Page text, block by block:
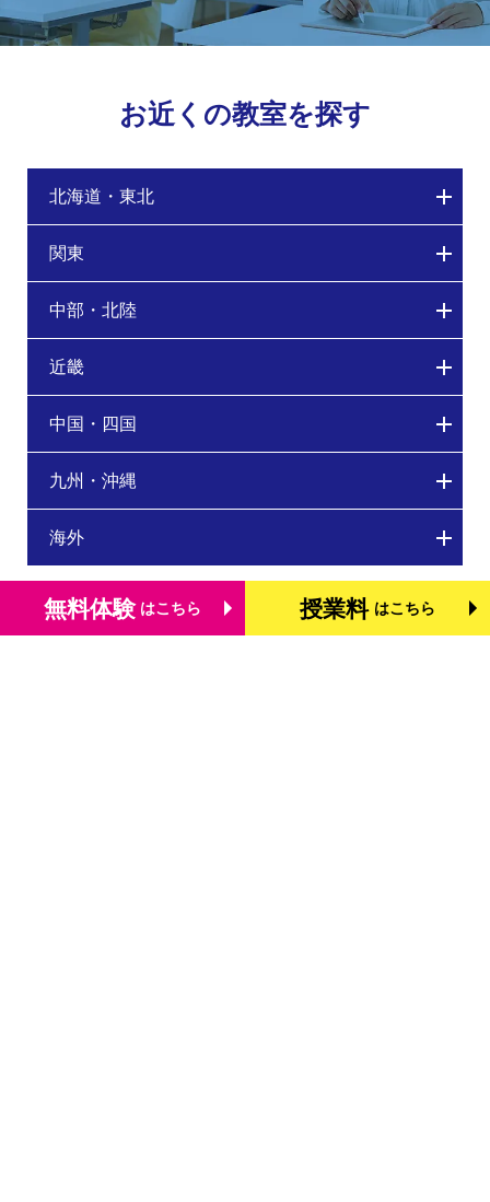
お近くの教室を探す
北海道・東北
関東
中部・北陸
近畿
中国・四国
九州・沖縄
海外
無料体験 はこちら 授業料 はこちら